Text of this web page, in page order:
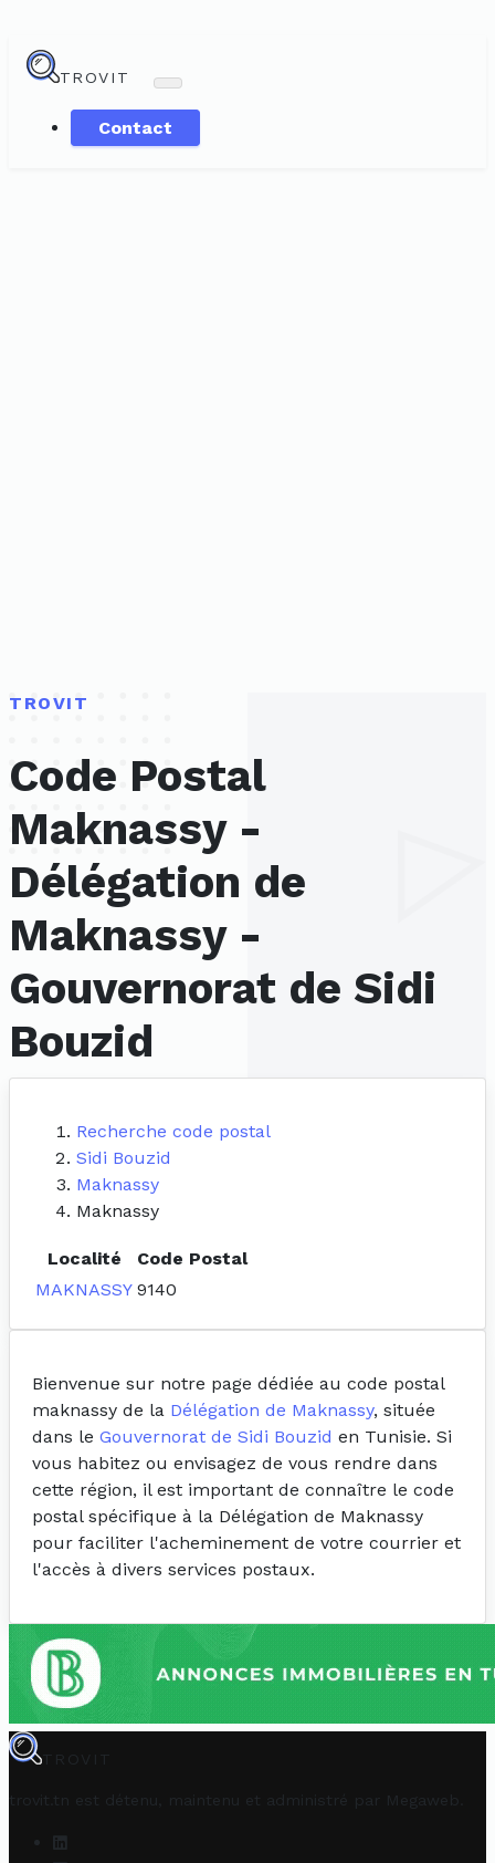
TROVIT
Contact
TROVIT
Code Postal
Maknassy -
Délégation de
Maknassy -
Gouvernorat de Sidi
Bouzid
Recherche code postal
Sidi Bouzid
Maknassy
Maknassy
Localité
Code Postal
MAKNASSY 9140
Bienvenue sur notre page dédiée au code postal
maknassy de la Délégation de Maknassy, située
dans le Gouvernorat de Sidi Bouzid en Tunisie. Si
vous habitez ou envisagez de vous rendre dans
cette région, il est important de connaître le code
postal spécifique à la Délégation de Maknassy
pour faciliter l'acheminement de votre courrier et
l'accès à divers services postaux.
TROVIT
trovit.tn est détenu, maintenu et administré par Megaweb